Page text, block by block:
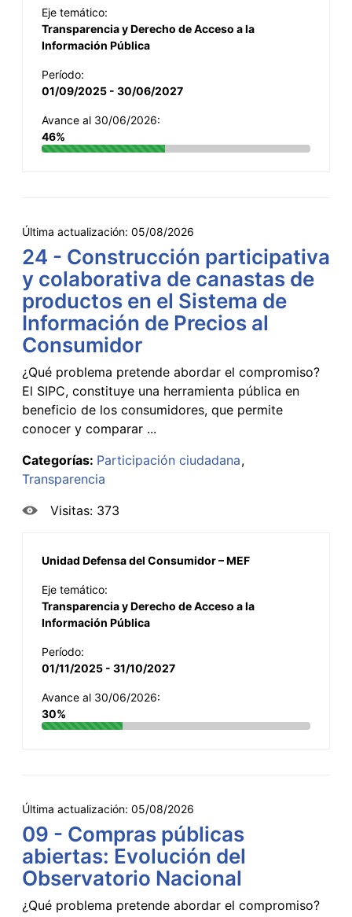
Eje temático:
Transparencia y Derecho de Acceso a la
Información Pública
Período:
01/09/2025 - 30/06/2027
Avance al 30/06/2026:
46%
Última actualización: 05/08/2026
24 - Construcción participativa
y colaborativa de canastas de
productos en el Sistema de
Información de Precios al
Consumidor
¿Qué problema pretende abordar el compromiso?
El SIPC, constituye una herramienta pública en
beneficio de los consumidores, que permite
conocer y comparar ...
Categorías: Participación ciudadana
Transparencia
Visitas: 373
Unidad Defensa del Consumidor – MEF
Eje temático:
Transparencia y Derecho de Acceso a la
Información Pública
Período:
01/11/2025 - 31/10/2027
Avance al 30/06/2026:
30%
Última actualización: 05/08/2026
09 - Compras públicas
abiertas: Evolución del
Observatorio Nacional
¿Qué problema pretende abordar el compromiso?